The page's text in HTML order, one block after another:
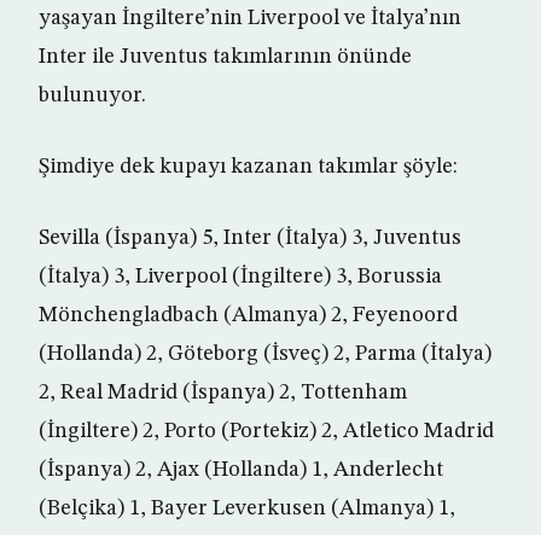
yaşayan İngiltere’nin Liverpool ve İtalya’nın
Inter ile Juventus takımlarının önünde
bulunuyor.
Şimdiye dek kupayı kazanan takımlar şöyle:
Sevilla (İspanya) 5, Inter (İtalya) 3, Juventus
(İtalya) 3, Liverpool (İngiltere) 3, Borussia
Mönchengladbach (Almanya) 2, Feyenoord
(Hollanda) 2, Göteborg (İsveç) 2, Parma (İtalya)
2, Real Madrid (İspanya) 2, Tottenham
(İngiltere) 2, Porto (Portekiz) 2, Atletico Madrid
(İspanya) 2, Ajax (Hollanda) 1, Anderlecht
(Belçika) 1, Bayer Leverkusen (Almanya) 1,